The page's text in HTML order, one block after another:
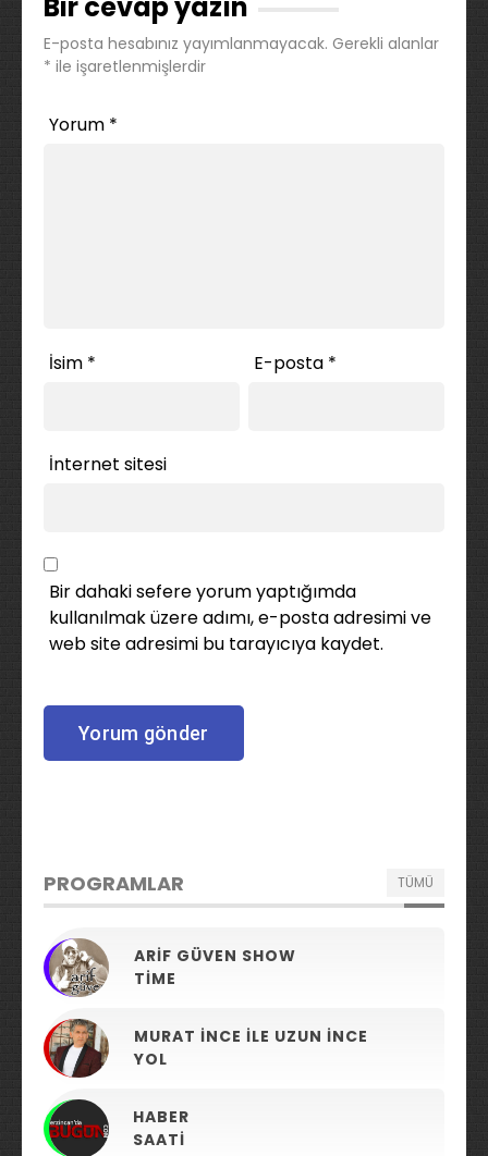
Bir cevap yazın
E-posta hesabınız yayımlanmayacak. Gerekli alanlar
* ile işaretlenmişlerdir
Yorum *
İsim * E-posta *
İnternet sitesi
Bir dahaki sefere yorum yaptığımda
kullanılmak üzere adımı, e-posta adresimi ve
web site adresimi bu tarayıcıya kaydet.
PROGRAMLAR TÜMÜ
ARIF GÜVEN SHOW
TIME
MURAT İNCE ILE UZUN İNCE
YOL
HABER
SAATI